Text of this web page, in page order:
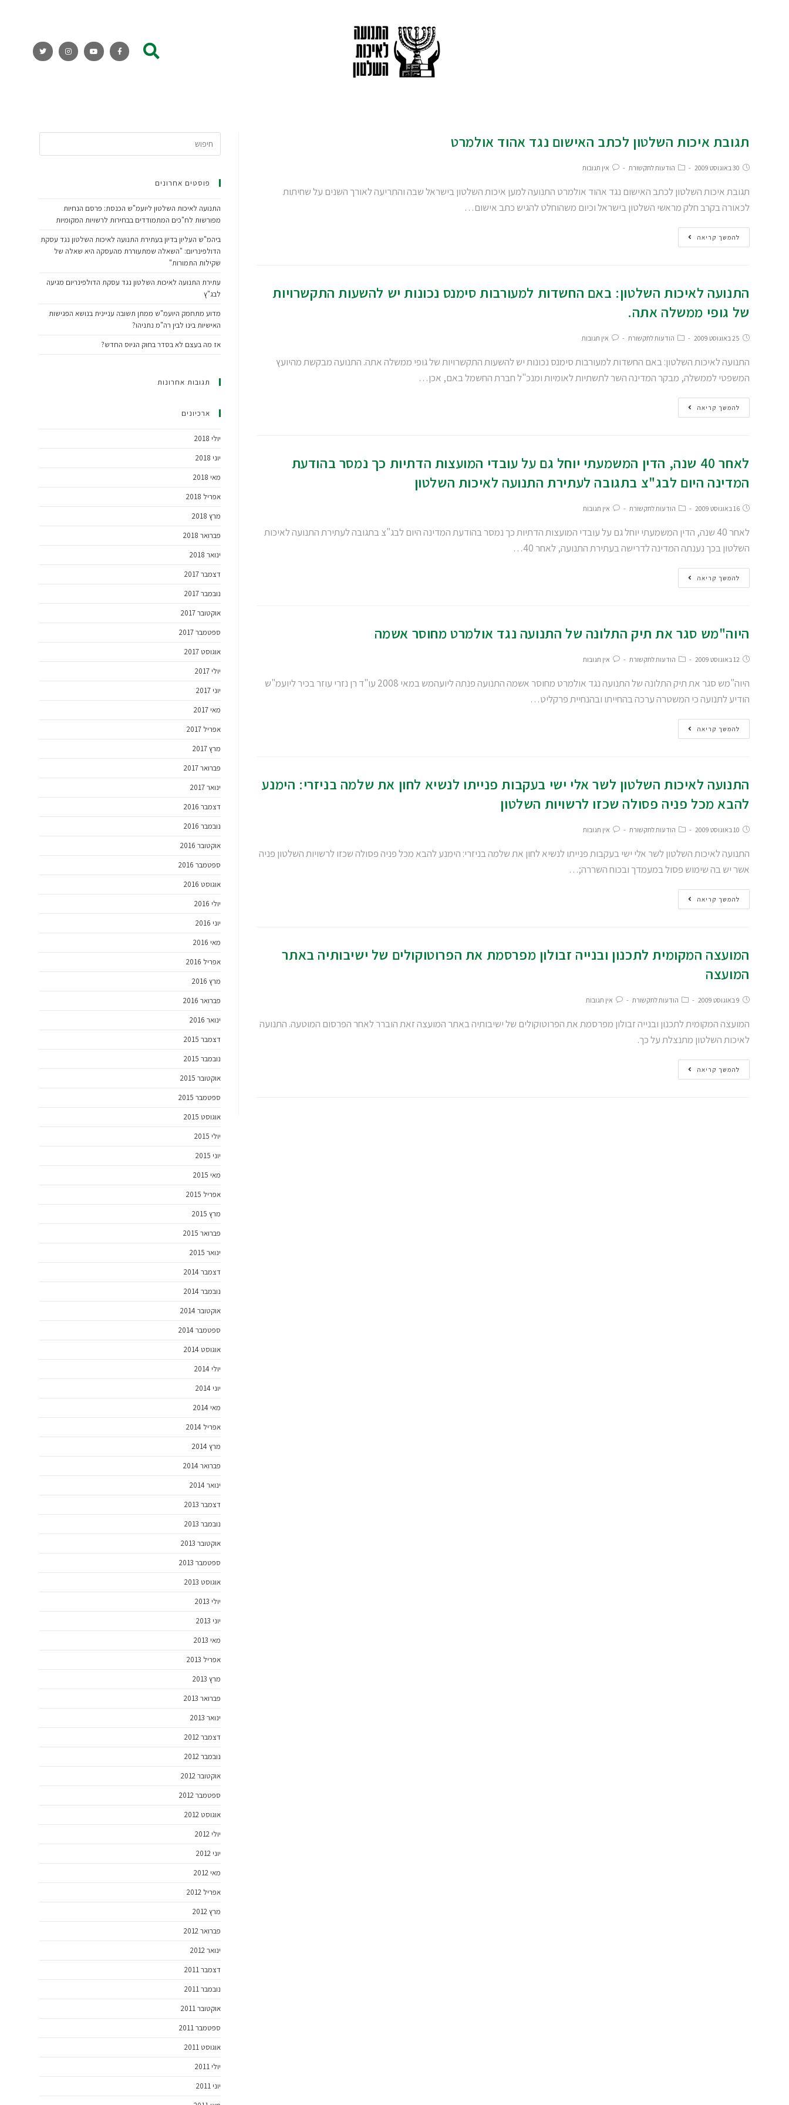
תגובת איכות השלטון לכתב האישום נגד אהוד אולמרט
30 באוגוסט 2009 הודעות לתקשורת אין תגובות
תגובת איכות השלטון לכתב האישום נגד אהוד אולמרט התנועה למען איכות השלטון בישראל שבה והתריעה לאורך השנים על שחיתות
לכאורה בקרב חלק מראשי השלטון בישראל וכיום משהוחלט להגיש כתב אישום…
להמשך קריאה
התנועה לאיכות השלטון: באם החשדות למעורבות סימנס נכונות יש להשעות התקשרויות
של גופי ממשלה אתה.
25 באוגוסט 2009 הודעות לתקשורת אין תגובות
התנועה לאיכות השלטון: באם החשדות למעורבות סימנס נכונות יש להשעות התקשרויות של גופי ממשלה אתה. התנועה מבקשת מהיועץ
המשפטי לממשלה, מבקר המדינה השר לתשתיות לאומיות ומנכ"ל חברת החשמל באם, אכן…
להמשך קריאה
לאחר 40 שנה, הדין המשמעתי יוחל גם על עובדי המועצות הדתיות כך נמסר בהודעת
המדינה היום לבג"צ בתגובה לעתירת התנועה לאיכות השלטון
16 באוגוסט 2009 הודעות לתקשורת אין תגובות
לאחר 40 שנה, הדין המשמעתי יוחל גם על עובדי המועצות הדתיות כך נמסר בהודעת המדינה היום לבג"צ בתגובה לעתירת התנועה לאיכות
השלטון בכך נענתה המדינה לדרישה בעתירת התנועה, לאחר 40…
להמשך קריאה
היוה"מש סגר את תיק התלונה של התנועה נגד אולמרט מחוסר אשמה
12 באוגוסט 2009 הודעות לתקשורת אין תגובות
היוה"מש סגר את תיק התלונה של התנועה נגד אולמרט מחוסר אשמה התנועה פנתה ליועהמש במאי 2008 עו"ד רן נזרי עוזר בכיר ליועמ"ש
הודיע לתנועה כי המשטרה ערכה בהחייתו ובהנחיית פרקליט…
להמשך קריאה
התנועה לאיכות השלטון לשר אלי ישי בעקבות פנייתו לנשיא לחון את שלמה בניזרי: הימנע
להבא מכל פניה פסולה שכזו לרשויות השלטון
10 באוגוסט 2009 הודעות לתקשורת אין תגובות
התנועה לאיכות השלטון לשר אלי ישי בעקבות פנייתו לנשיא לחון את שלמה בניזרי: הימנע להבא מכל פניה פסולה שכזו לרשויות השלטון פניה
אשר יש בה שימוש פסול במעמדך ובכוח השררה;…
להמשך קריאה
המועצה המקומית לתכנון ובנייה זבולון מפרסמת את הפרוטוקולים של ישיבותיה באתר
המועצה
9 באוגוסט 2009 הודעות לתקשורת אין תגובות
המועצה המקומית לתכנון ובנייה זבולון מפרסמת את הפרוטוקולים של ישיבותיה באתר המועצה זאת הוברר לאחר הפרסום המוטעה. התנועה
לאיכות השלטון מתנצלת על כך.
להמשך קריאה
פוסטים אחרונים
התנועה לאיכות השלטון ליועמ"ש הכנסת: פרסם הנחיות
מפורשות לח"כים המתמודדים בבחירות לרשויות המקומיות
ביהמ"ש העליון בדיון בעתירת התנועה לאיכות השלטון נגד עסקת
הדולפינריום: "השאלה שמתעוררת מהעסקה היא שאלה של
שקילות התמורות"
עתירת התנועה לאיכות השלטון נגד עסקת הדולפינריום מגיעה
לבג"ץ
מדוע מתחמק היועמ"ש ממתן תשובה עניינית בנושא הפגישות
האישיות בינו לבין רה"מ נתניהו?
אז מה בעצם לא בסדר בחוק הגיוס החדש?
תגובות אחרונות
ארכיונים
יולי 2018
יוני 2018
מאי 2018
אפריל 2018
מרץ 2018
פברואר 2018
ינואר 2018
דצמבר 2017
נובמבר 2017
אוקטובר 2017
ספטמבר 2017
אוגוסט 2017
יולי 2017
יוני 2017
מאי 2017
אפריל 2017
מרץ 2017
פברואר 2017
ינואר 2017
דצמבר 2016
נובמבר 2016
אוקטובר 2016
ספטמבר 2016
אוגוסט 2016
יולי 2016
יוני 2016
מאי 2016
אפריל 2016
מרץ 2016
פברואר 2016
ינואר 2016
דצמבר 2015
נובמבר 2015
אוקטובר 2015
ספטמבר 2015
אוגוסט 2015
יולי 2015
יוני 2015
מאי 2015
אפריל 2015
מרץ 2015
פברואר 2015
ינואר 2015
דצמבר 2014
נובמבר 2014
אוקטובר 2014
ספטמבר 2014
אוגוסט 2014
יולי 2014
יוני 2014
מאי 2014
אפריל 2014
מרץ 2014
פברואר 2014
ינואר 2014
דצמבר 2013
נובמבר 2013
אוקטובר 2013
ספטמבר 2013
אוגוסט 2013
יולי 2013
יוני 2013
מאי 2013
אפריל 2013
מרץ 2013
פברואר 2013
ינואר 2013
דצמבר 2012
נובמבר 2012
אוקטובר 2012
ספטמבר 2012
אוגוסט 2012
יולי 2012
יוני 2012
מאי 2012
אפריל 2012
מרץ 2012
פברואר 2012
ינואר 2012
דצמבר 2011
נובמבר 2011
אוקטובר 2011
ספטמבר 2011
אוגוסט 2011
יולי 2011
יוני 2011